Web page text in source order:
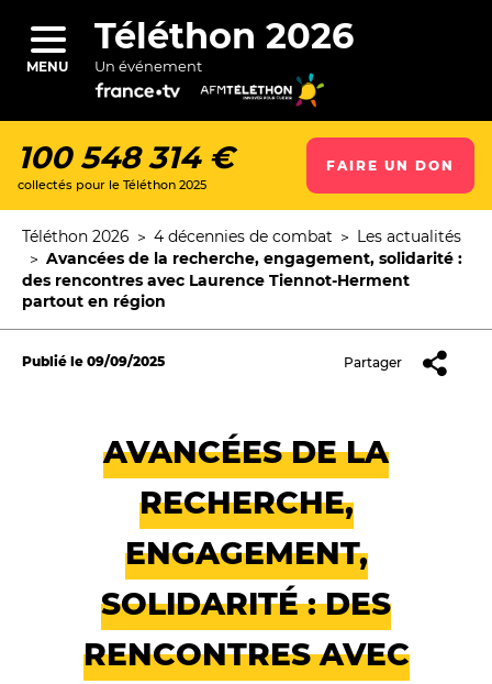
contenu
principal
MENU
Téléthon 2026
Un événement
100 548 314 €
collectés pour le Téléthon 2025
FAIRE UN DON
d'Ariane
Téléthon 2026 4 décennies de combat
Les actualités
Avancées de la recherche, engagement, solidarité :
des rencontres avec Laurence Tiennot-Herment
partout en région
Publié le 09/09/2025 Partager
AVANCÉES DE LA
RECHERCHE,
ENGAGEMENT,
SOLIDARITÉ : DES
RENCONTRES AVEC